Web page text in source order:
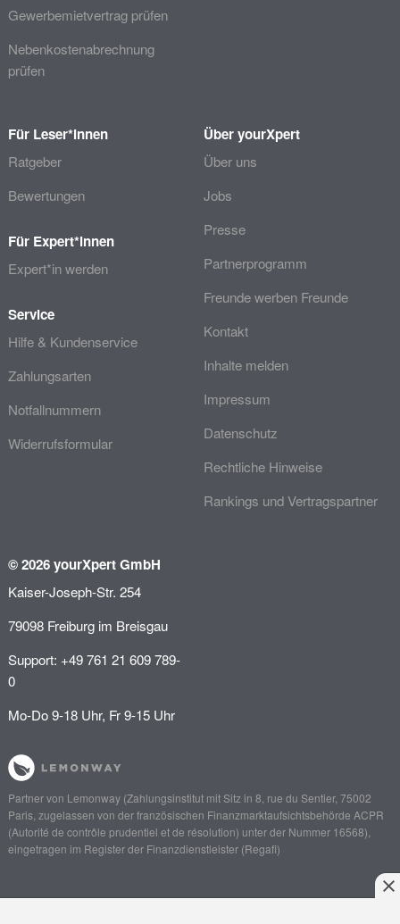
Gewerbemietvertrag prüfen
Nebenkostenabrechnung
prüfen
Für Leser*innen
Ratgeber
Bewertungen
Für Expert*innen
Expert*in werden
Service
Hilfe & Kundenservice
Zahlungsarten
Notfallnummern
Widerrufsformular
Über yourXpert
Über uns
Jobs
Presse
Partnerprogramm
Freunde werben Freunde
Kontakt
Inhalte melden
Impressum
Datenschutz
Rechtliche Hinweise
Rankings und Vertragspartner
© 2026 yourXpert GmbH
Kaiser-Joseph-Str. 254
79098 Freiburg im Breisgau
Support: +49 761 21 609 789-
0
Mo-Do 9-18 Uhr, Fr 9-15 Uhr
Partner von Lemonway(Zahlungsinstitut mit Sitz in 8, rue du Sentier, 75002
Paris, zugelassen von der französischen Finanzmarktaufsichtsbehörde ACPR
(Autorité de contrôle prudentiel et de résolution) unter der Nummer 16568),
eingetragen im Register der Finanzdienstleister (Regafi)